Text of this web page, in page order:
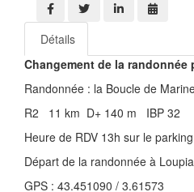
Détails
Changement de la randonnée
Randonnée : la Boucle de
R2 11 km D+ 140 m IBP 32
Heure de RDV 13h sur le
Départ de la randonnée à
GPS : 43.451090 / 3.61573